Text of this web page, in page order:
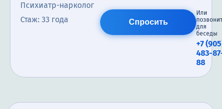
Психиатр-нарколог
Стаж: 33 года
Спросить
Или
для
беседы
+7
483-
88